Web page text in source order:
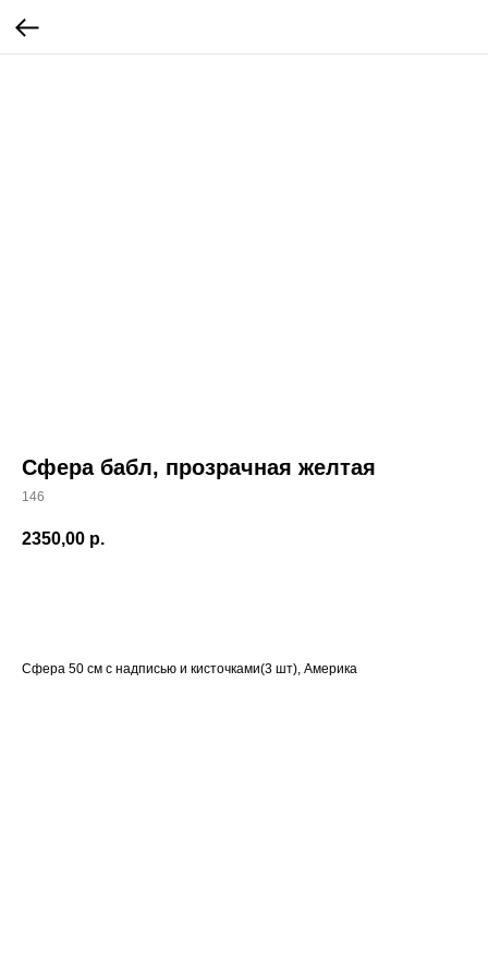
Сфера бабл, прозрачная желтая
146
2350,00 р.
Сфера 50 см с надписью и кисточками(3 шт), Америка